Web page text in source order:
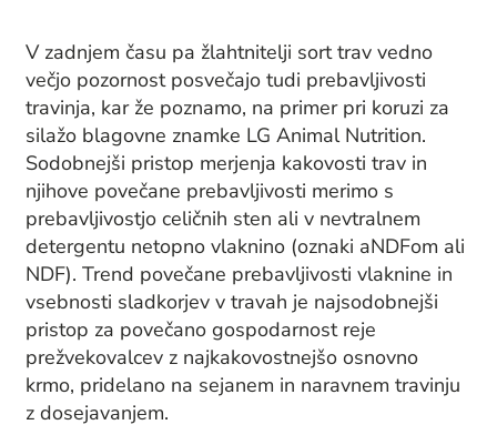
V zadnjem času pa žlahtnitelji sort trav vedno
večjo pozornost posvečajo tudi prebavljivosti
travinja, kar že poznamo, na primer pri koruzi za
silažo blagovne znamke LG Animal Nutrition.
Sodobnejši pristop merjenja kakovosti trav in
njihove povečane prebavljivosti merimo s
prebavljivostjo celičnih sten ali v nevtralnem
detergentu netopno vlaknino (oznaki aNDFom ali
NDF). Trend povečane prebavljivosti vlaknine in
vsebnosti sladkorjev v travah je najsodobnejši
pristop za povečano gospodarnost reje
prežvekovalcev z najkakovostnejšo osnovno
krmo, pridelano na sejanem in naravnem travinju
z dosejavanjem.